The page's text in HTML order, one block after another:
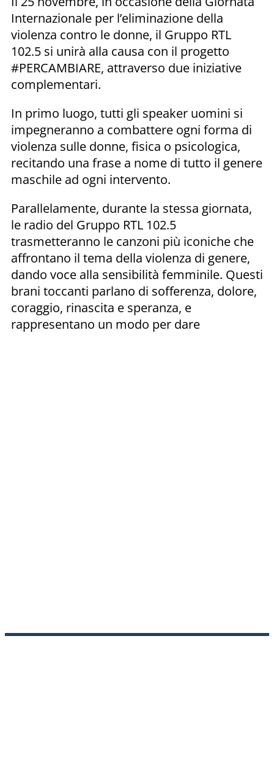
Internazionale per l’eliminazione della
violenza contro le donne, il Gruppo RTL
102.5 si unirà alla causa con il progetto
#PERCAMBIARE, attraverso due iniziative
complementari.
In primo luogo, tutti gli speaker uomini si
impegneranno a combattere ogni forma di
violenza sulle donne, fisica o psicologica,
recitando una frase a nome di tutto il genere
maschile ad ogni intervento.
Parallelamente, durante la stessa giornata,
le radio del Gruppo RTL 102.5
trasmetteranno le canzoni più iconiche che
affrontano il tema della violenza di genere,
dando voce alla sensibilità femminile. Questi
brani toccanti parlano di sofferenza, dolore,
coraggio, rinascita e speranza, e
rappresentano un modo per dare